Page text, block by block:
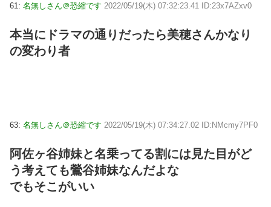
61: 名無しさん＠恐縮です 2022/05/19(木) 07:32:23.41 ID:23x7AZxv0
本当にドラマの通りだったら美穂さんかなり
の変わり者
63: 名無しさん＠恐縮です 2022/05/19(木) 07:34:27.02 ID:NMcmy7PF0
阿佐ヶ谷姉妹と名乗ってる割には見た目がど
う考えても鶯谷姉妹なんだよな
でもそこがいい